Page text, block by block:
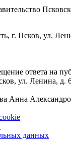
г. Псков, ул.
ответа на
ул. Ленина,
Анна
данных